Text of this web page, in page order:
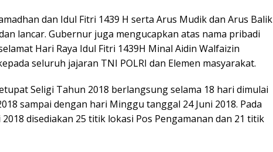
dan Idul Fitri 1439 H serta Arus Mudik dan Arus Balik
lancar. Gubernur juga mengucapkan atas nama pribadi
Hari Raya Idul Fitri 1439H Minal Aidin Walfaizin
seluruh jajaran TNI POLRI dan Elemen masyarakat.
Seligi Tahun 2018 berlangsung selama 18 hari dimulai
sampai dengan hari Minggu tanggal 24 Juni 2018. Pada
disediakan 25 titik lokasi Pos Pengamanan dan 21 titik